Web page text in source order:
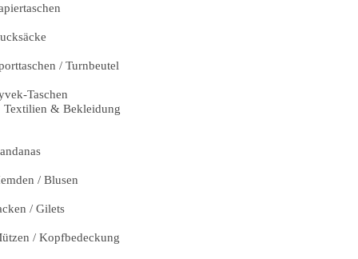
/ Turnbeutel
Taschen
Textilien & Bekleidung
/ Blusen
/ Gilets
/ Kopfbedeckung